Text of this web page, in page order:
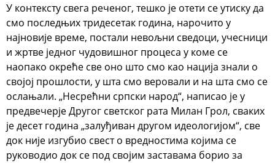
У контексту свега реченог, тешко је отети се утиску да
смо последњих тридесетак година, нарочито у
најновије време, постали невољни сведоци, учесници
и жртве једног чудовишног процеса у коме се
наопако окреће све оно што смо као нација знали о
својој прошлости, у шта смо веровали и на шта смо се
ослањали. „Несрећни српски народ“, написао је у
предвечерје Другог светског рата Милан Грол, сваких
је десет година „залуђиван другом идеологијом“, све
док није изгубио свест о вредностима којима се
руководио док се под својим заставама борио за